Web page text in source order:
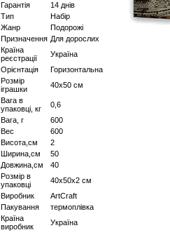
Гарантія
14 днів
Тип
Набір
Жанр
Подорожі
Призначення Для дорослих
Країна
реєстрації
Україна
Орієнтація
Горизонтальна
Розмір
іграшки
40х50 см
Вага в
упаковці, кг
0,6
Вага, г
600
Вес
600
Висота,см
2
Ширина,см
50
Довжина,см
40
Розмір в
упаковці
40х50х2 см
Виробник
ArtCraft
Пакування
термоплівка
Країна
виробник
Україна